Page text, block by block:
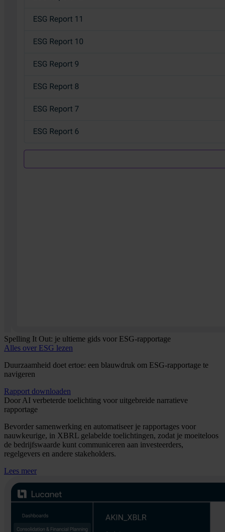
Spelling It Out: je ultieme gids voor ESG-rapportage
Alles over ESG lezen
Duurzaamheid doet ertoe: een blauwdruk om ESG-rapportage te
navigeren
Rapport downloaden
Door AI verbeterde toelichting voor uitgebreide narratieve
rapportage
Bevorder samenwerking en automatiseer je rapportages voor
nauwkeurige, in XBRL gelabelde toelichtingen, zodat je moeiteloos
de bedrijfswaarde kunt communiceren aan investeerders,
regelgevers en andere stakeholders.
Lees meer